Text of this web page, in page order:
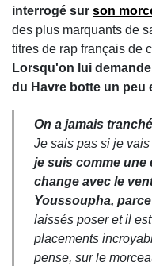
interrogé sur son
des plus marquants de
titres de rap français de
Lorsqu'on lui
du Havre botte un peu
On a jamais
Je sais pas si je
je suis comme une
change avec le
Youssoupha,
laissés poser et il
placements
pense, sur le